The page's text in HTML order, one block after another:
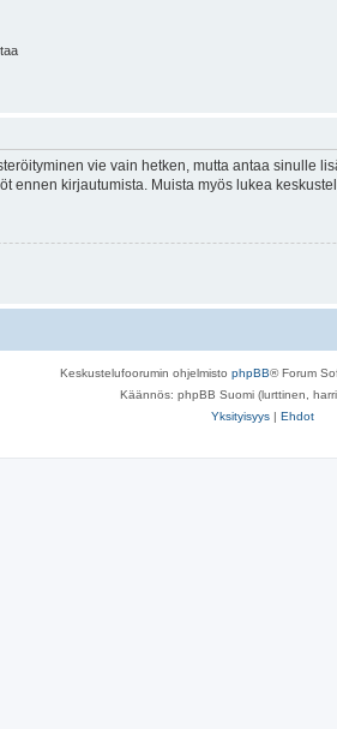
vie vain hetken, mutta antaa sinulle
ennen kirjautumista. Muista myös lukea
Keskustelufoorumin ohjelmisto phpBB® Forum
Käännös: phpBB Suomi (lurttinen,
Yksityisyys | Ehdot